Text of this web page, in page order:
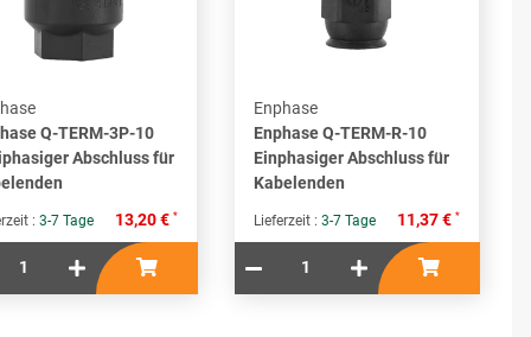
Q-TERM-3P-10
Abschluss für
: 3-7 Tage 13,20 € *
Enphase
Enphase Q-TERM-R-10
Einphasiger Abschluss für
Kabelenden
Lieferzeit : 3-7 Tage 11,37 € *